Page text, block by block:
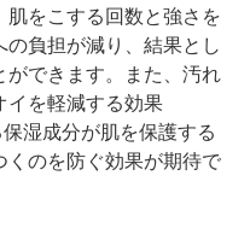
をこする回数と強さを
負担が減り、結果とし
できます。また、汚れ
イを軽減する効果
湿成分が肌を保護する
くのを防ぐ効果が期待で